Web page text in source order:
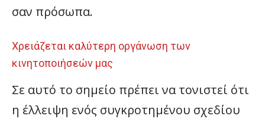
σαν πρόσωπα.
Χρειάζεται καλύτερη οργάνωση των
κινητοποιήσεών μας
Σε αυτό το σημείο πρέπει να τονιστεί ότι
η έλλειψη ενός συγκροτημένου σχεδίου